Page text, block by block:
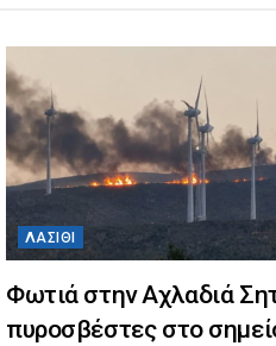
ΛΑΣΊΘΙ
Φωτιά στην Αχλαδιά
πυροσβέστες στο